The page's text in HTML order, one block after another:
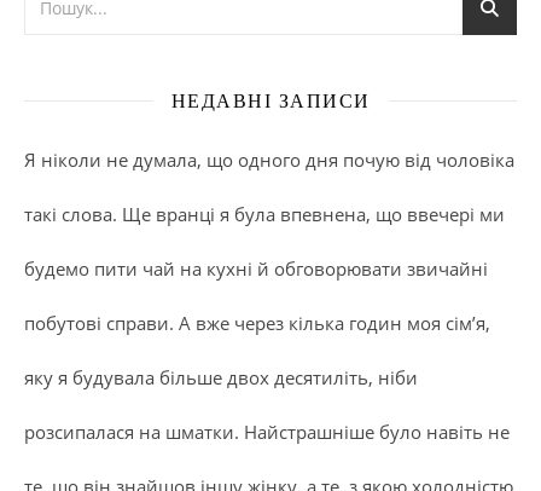
НЕДАВНІ ЗАПИСИ
Я ніколи не думала, що одного дня почую від чоловіка
такі слова. Ще вранці я була впевнена, що ввечері ми
будемо пити чай на кухні й обговорювати звичайні
побутові справи. А вже через кілька годин моя сім’я,
яку я будувала більше двох десятиліть, ніби
розсипалася на шматки. Найстрашніше було навіть не
те, що він знайшов іншу жінку, а те, з якою холодністю